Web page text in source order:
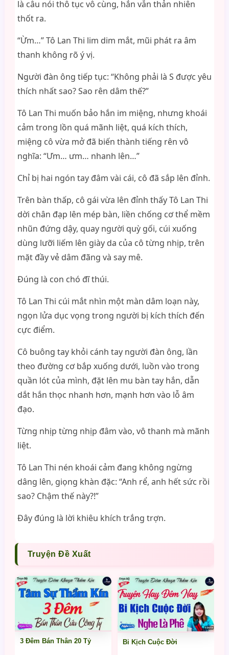
là câu nói thô tục vô cùng, hắn vẫn thản nhiên
thốt ra.
“Ừm…” Tô Lan Thi lim dim mắt, mũi phát ra âm
thanh không rõ ý vị.
Người đàn ông tiếp tục: “Không phải là S được yêu
thích nhất sao? Sao rên dâm thế?”
Tô Lan Thi muốn bảo hắn im miệng, nhưng khoái
cảm trong lồn quá mãnh liệt, quá kích thích,
miệng cô vừa mở đã biến thành tiếng rên vô
nghĩa: “Ưm… ưm… nhanh lên…”
Chỉ bị hai ngón tay đâm vài cái, cô đã sắp lên đỉnh.
Trên bàn thấp, cô gái vừa lên đỉnh thấy Tô Lan Thi
dời chân đạp lên mép bàn, liền chống cơ thể mềm
nhũn đứng dậy, quay người quỳ gối, cúi xuống
dùng lưỡi liếm lên giày da của cô từng nhịp, trên
mặt đầy vẻ dâm đãng và say mê.
Đúng là con chó đĩ thúi.
Tô Lan Thi cúi mắt nhìn một màn dâm loạn này,
ngọn lửa dục vọng trong người bị kích thích đến
cực điểm.
Cô buông tay khỏi cánh tay người đàn ông, lần
theo đường cơ bắp xuống dưới, luồn vào trong
quần lót của mình, đặt lên mu bàn tay hắn, dẫn
dắt hắn thọc nhanh hơn, mạnh hơn vào lỗ âm
đạo.
Từng nhịp từng nhịp đâm vào, vô thanh mà mãnh
liệt.
Tô Lan Thi nén khoái cảm đang không ngừng
dâng lên, giọng khàn đặc: “Anh rể, anh hết sức rồi
sao? Chậm thế này?!”
Đây đúng là lời khiêu khích trắng trợn.
Truyện Đề Xuất
3 Đêm Bán Thân 20 Tỷ Bi Kịch Cuộc Đời